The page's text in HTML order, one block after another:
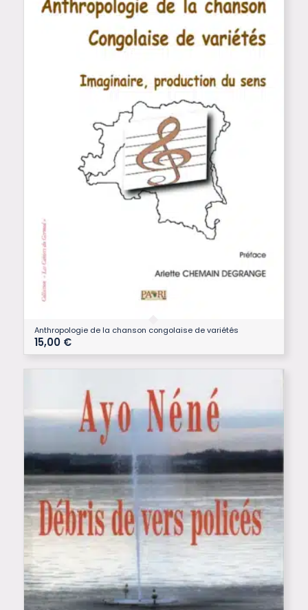
Anthropologie de la chanson congolaise de variétés
15,00 €